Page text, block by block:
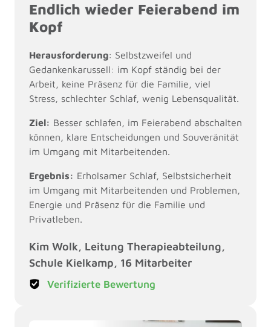
Endlich wieder Feierabend im
Kopf
Herausforderung: Selbstzweifel und
Gedankenkarussell: im Kopf ständig bei der
Arbeit, keine Präsenz für die Familie, viel
Stress, schlechter Schlaf, wenig Lebensqualität.
Ziel: Besser schlafen, im Feierabend abschalten
können, klare Entscheidungen und Souveränität
im Umgang mit Mitarbeitenden.
Ergebnis: Erholsamer Schlaf, Selbstsicherheit
im Umgang mit Mitarbeitenden und Problemen,
Energie und Präsenz für die Familie und
Privatleben.
Kim Wolk, Leitung Therapieabteilung,
Schule Kielkamp, 16 Mitarbeiter
Verifizierte Bewertung